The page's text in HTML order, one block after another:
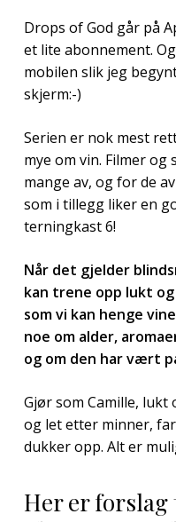
Drops of God går på
et lite abonnement.
mobilen slik jeg
skjerm:-)
Serien er nok mest
mye om vin. Filmer og
mange av, og for de
som i tillegg liker en
terningkast 6!
Når det gjelder
kan trene opp lukt
som vi kan henge
noe om alder,
og om den har vært
Gjør som Camille, lukt
og let etter minner,
dukker opp. Alt er
Her er forslag